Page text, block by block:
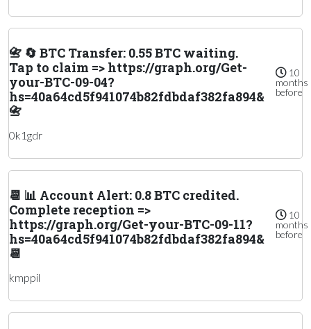
📇 🔄 BTC Transfer: 0.55 BTC waiting.
Tap to claim => https://graph.org/Get-
your-BTC-09-04?
hs=40a64cd5f941074b82fdbdaf382fa894&
📇
10
months
before
0k1gdr
📆 📊 Account Alert: 0.8 BTC credited.
Complete reception =>
https://graph.org/Get-your-BTC-09-11?
hs=40a64cd5f941074b82fdbdaf382fa894&
📆
10
months
before
kmppil